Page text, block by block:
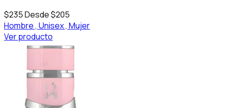
$235Desde $205
Hombre , Unisex , Mujer
Ver producto